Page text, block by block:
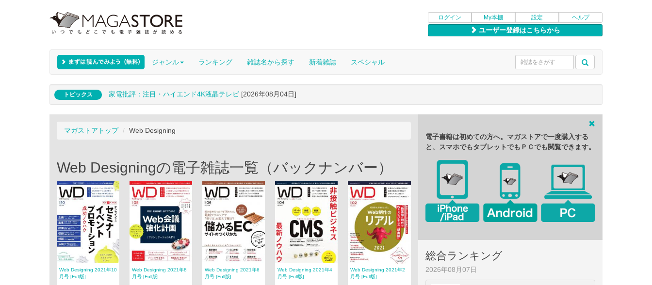
ログイン My本棚 設定 ヘルプ
ユーザー登録はこちらから
ジャンル ランキング 雑誌名から探す 新着雑誌 スペシャル
トピックス 家電批評：注目・ハイエンド4K液晶テレビ [2026年08月04日]
マガストアトップ Web Designing
Web Designingの電子雑誌一覧（バックナンバー）
Web Designing 2021年10
月号 [Full版]
Web Designing 2021年8
月号 [Full版]
Web Designing 2021年6
月号 [Full版]
Web Designing 2021年4
月号 [Full版]
Web Designing 2021年2
月号 [Full版]
電子書籍は初めての方へ。マガストアで一度購入する
と、スマホでもタブレットでもＰＣでも閲覧できます。
総合ランキング
2026年08月07日